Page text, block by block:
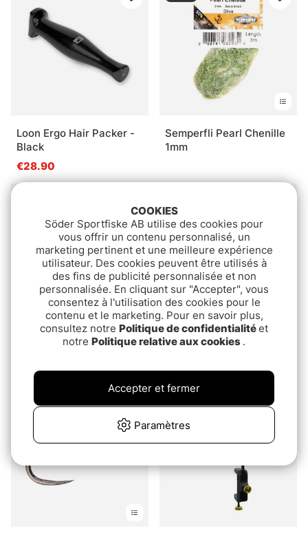
Loon Ergo Hair Packer -
Black
€28.90
Semperfli Pearl Chenille
1mm
Semperfli Semperseal
€21.90
Umpqua X-Series Hook
€8.95
COOKIES
Söder Sportfiske AB utilise des cookies pour
vous offrir un contenu personnalisé, un
marketing pertinent et une meilleure expérience
utilisateur. Des cookies peuvent être utilisés à
des fins de publicité personnalisée et non
personnalisée. En cliquant sur "Accepter", vous
consentez à l'utilisation des cookies pour le
contenu et le marketing. Pour en savoir plus,
consultez notre Politique de confidentialitéet
notre Politique relative aux cookies .
Paramètres
Accepter et fermer